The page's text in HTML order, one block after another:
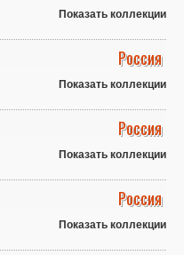
Показать коллекции
Россия
Показать коллекции
Россия
Показать коллекции
Россия
Показать коллекции